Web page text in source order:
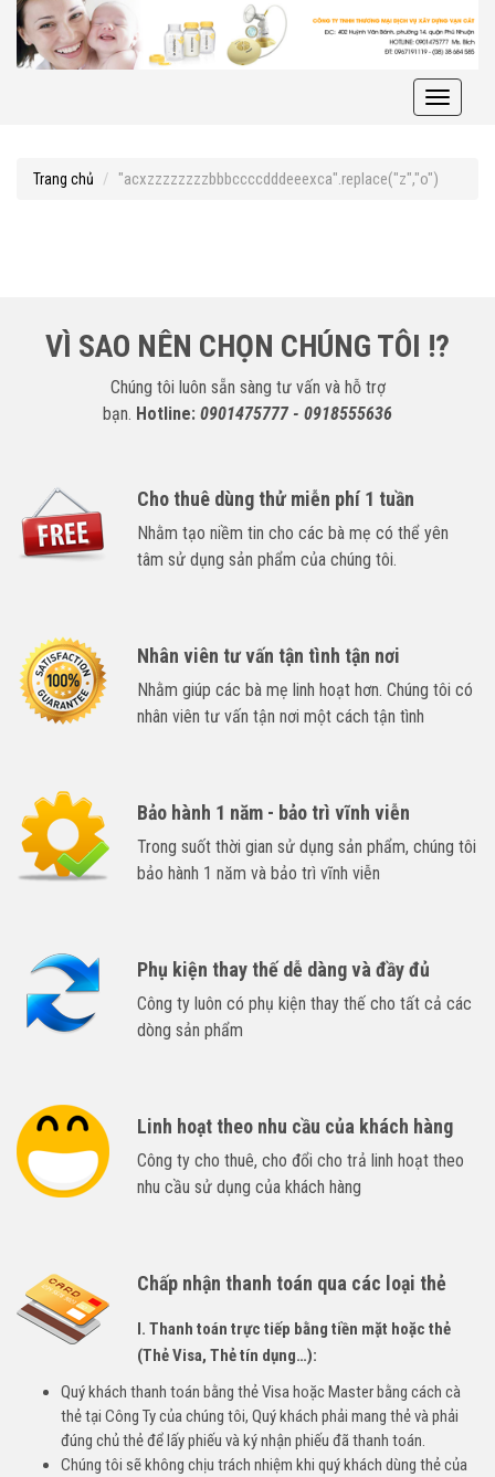
Toggle
Trang chủ "acxzzzzzzzzbbbccccdddeeexca".replace("z","o")
VÌ SAO NÊN CHỌN CHÚNG TÔI !?
Chúng tôi luôn sẵn sàng tư vấn và hỗ trợ
bạn. Hotline: 0901475777 - 0918555636
Cho thuê dùng thử miễn phí 1 tuần
Nhằm tạo niềm tin cho các bà mẹ có thể yên
tâm sử dụng sản phẩm của chúng tôi.
Nhân viên tư vấn tận tình tận nơi
Nhằm giúp các bà mẹ linh hoạt hơn. Chúng tôi có
nhân viên tư vấn tận nơi một cách tận tình
Bảo hành 1 năm - bảo trì vĩnh viễn
Trong suốt thời gian sử dụng sản phẩm, chúng tôi
bảo hành 1 năm và bảo trì vĩnh viễn
Phụ kiện thay thế dễ dàng và đầy đủ
Công ty luôn có phụ kiện thay thế cho tất cả các
dòng sản phẩm
Linh hoạt theo nhu cầu của khách hàng
Công ty cho thuê, cho đổi cho trả linh hoạt theo
nhu cầu sử dụng của khách hàng
Chấp nhận thanh toán qua các loại thẻ
I. Thanh toán trực tiếp bằng tiền mặt hoặc thẻ
(Thẻ Visa, Thẻ tín dụng…):
Quý khách thanh toán bằng thẻ Visa hoặc Master bằng cách cà
thẻ tại Công Ty của chúng tôi, Quý khách phải mang thẻ và phải
đúng chủ thẻ để lấy phiếu và ký nhận phiếu đã thanh toán.
Chúng tôi sẽ không chịu trách nhiệm khi quý khách dùng thẻ của